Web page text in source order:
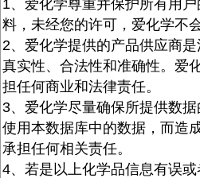
1、爱化学尊重并保护所有用
料，未经您的许可，爱化学不
2、爱化学提供的产品供应商
真实性、合法性和准确性。爱
担任何商业和法律责任。
3、爱化学尽量确保所提供数
使用本数据库中的数据，而造
承担任何相关责任。
4、若是以上化学品信息有误